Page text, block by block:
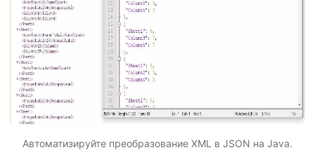
Автоматизируйте преобразование XML в JSON на Java.